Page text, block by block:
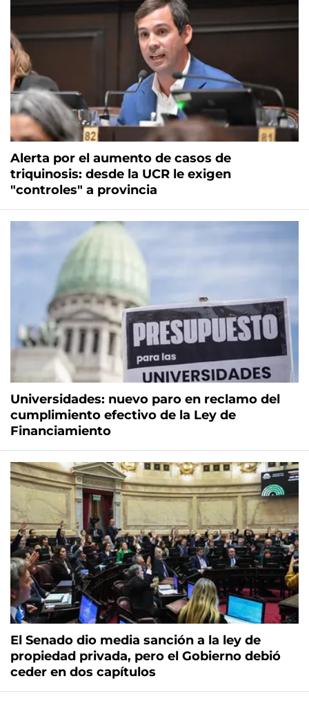
Alerta por el aumento de casos de
triquinosis: desde la UCR le exigen
"controles" a provincia
Universidades: nuevo paro en reclamo del
cumplimiento efectivo de la Ley de
Financiamiento
El Senado dio media sanción a la ley de
propiedad privada, pero el Gobierno debió
ceder en dos capítulos